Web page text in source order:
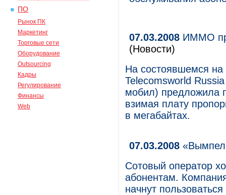
ПО
Рынок ПК
Маркетинг
Торговые сети
Оборудование
Outsourcing
Кадры
Регулирование
Финансы
Web
07.03.2008 ИММО
(Новости)
На состоявшемся
Telecomsworld
мобил) предложила
взимая плату
в мегабайтах.
07.03.2008
Сотовый оператор
абонентам.
начнут